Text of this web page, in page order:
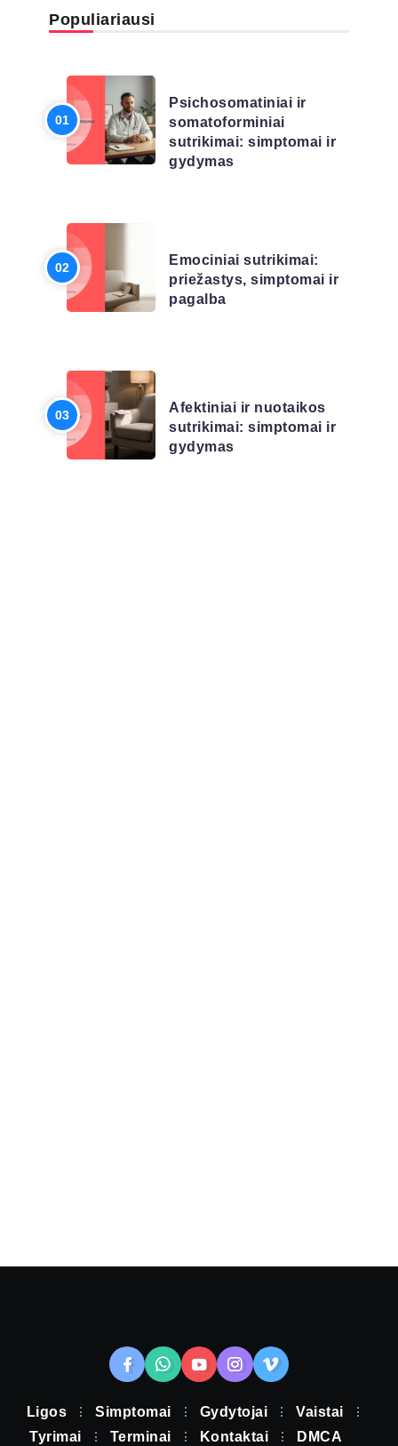
Populiariausi
Psichosomatiniai ir
somatoforminiai
sutrikimai: simptomai ir
gydymas
Emociniai sutrikimai:
priežastys, simptomai ir
pagalba
Afektiniai ir nuotaikos
sutrikimai: simptomai ir
gydymas
Ligos Simptomai Gydytojai
Vaistai
Tyrimai
Terminai Kontaktai DMCA